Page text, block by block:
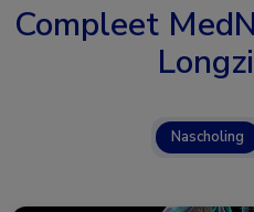
Compleet
Nascholing